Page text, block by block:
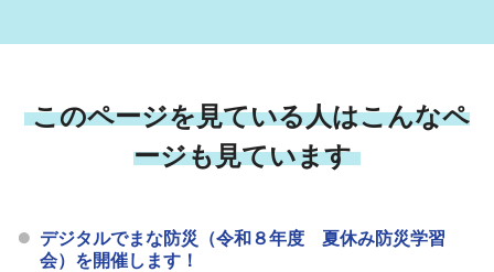
このページを見ている人はこんなペ
ージも見ています
デジタルでまな防災（令和８年度 夏休み防災学習
会）を開催します！